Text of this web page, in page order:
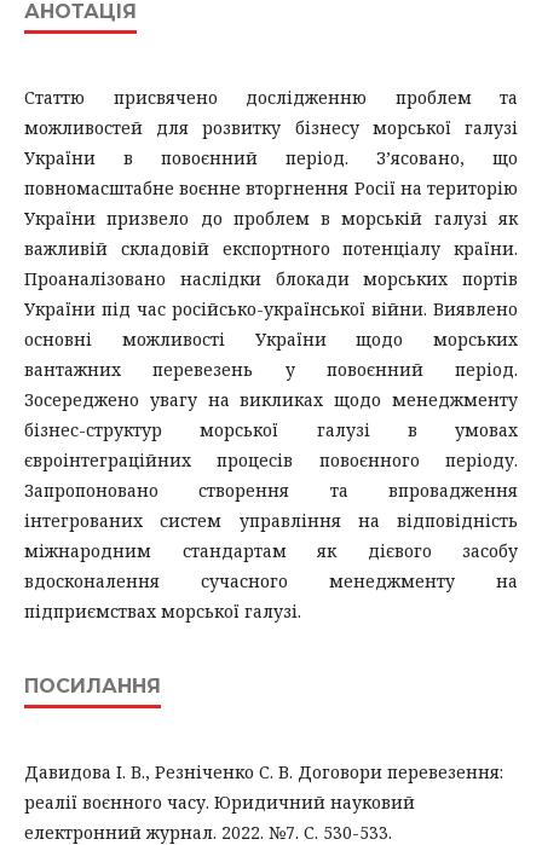
АНОТАЦІЯ
Статтю присвячено дослідженню проблем та
можливостей для розвитку бізнесу морської галузі
України в повоєнний період. З’ясовано, що
повномасштабне воєнне вторгнення Росії на територію
України призвело до проблем в морській галузі як
важливій складовій експортного потенціалу країни.
Проаналізовано наслідки блокади морських портів
України під час російсько-української війни. Виявлено
основні можливості України щодо морських
вантажних перевезень у повоєнний період.
Зосереджено увагу на викликах щодо менеджменту
бізнес-структур морської галузі в умовах
євроінтеграційних процесів повоєнного періоду.
Запропоновано створення та впровадження
інтегрованих систем управління на відповідність
міжнародним стандартам як дієвого засобу
вдосконалення сучасного менеджменту на
підприємствах морської галузі.
ПОСИЛАННЯ
Давидова І. В., Резніченко С. В. Договори перевезення:
реалії воєнного часу. Юридичний науковий
електронний журнал. 2022. №7. С. 530-533.